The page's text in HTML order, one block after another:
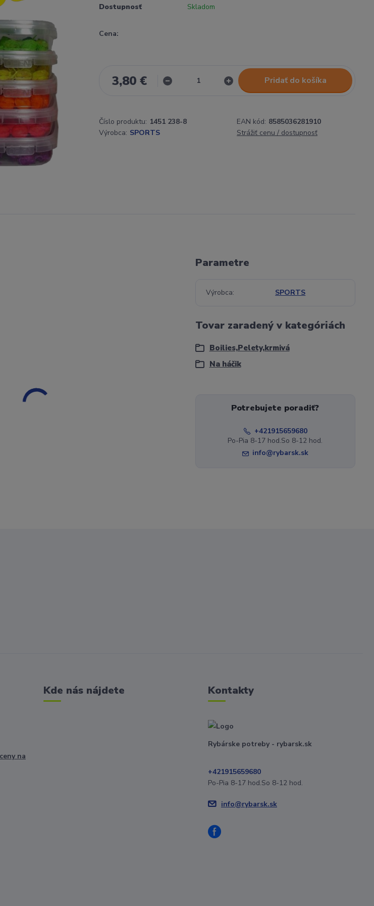
Dostupnosť Skladom
Cena:
3,80 € Pridať do košíka
Číslo produktu: 1451 238-8 EAN kód: 8585036281910
Výrobca: SPORTS Strážiť cenu / dostupnosť
Parametre
Výrobca SPORTS
Tovar zaradený v kategóriách
Boilies,Pelety,krmivá
Na háčik
Potrebujete poradiť?
+421915659680
Po-Pia 8-17 hod.So 8-12 hod.
info@rybarsk.sk
Kde nás nájdete Kontakty
Rybárske potreby - rybarsk.sk
+421915659680
Po-Pia 8-17 hod.So 8-12 hod.
info@rybarsk.sk